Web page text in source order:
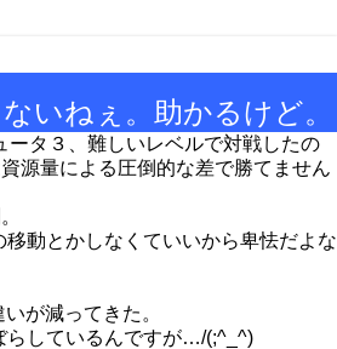
いねぇ。助かるけど。
ータ３、難しいレベルで対戦したの
源量による圧倒的な差で勝てません
移動とかしなくていいから卑怯だよな
が減ってきた。
らしているんですが…/(;^_^)